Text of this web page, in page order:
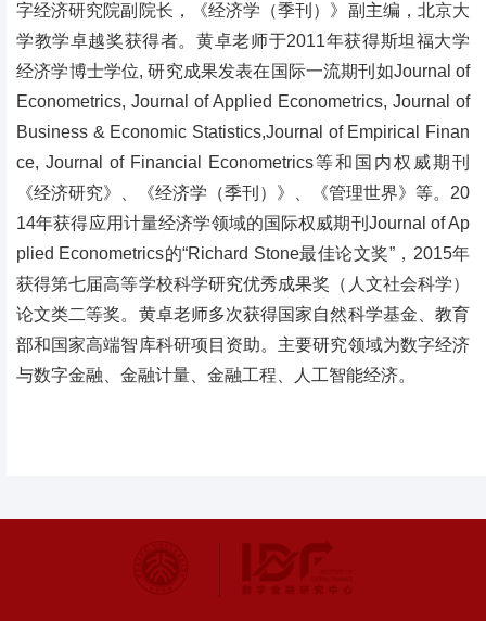
字经济研究院副院长，《经济学（季刊）》副主编，北京大
学教学卓越奖获得者。黄卓老师于2011年获得斯坦福大学
经济学博士学位, 研究成果发表在国际一流期刊如Journal of
Econometrics, Journal of Applied Econometrics, Journal of
Business & Economic Statistics,Journal of Empirical Finan
ce, Journal of Financial Econometrics等和国内权威期刊
《经济研究》、《经济学（季刊）》、《管理世界》等。20
14年获得应用计量经济学领域的国际权威期刊Journal of Ap
plied Econometrics的“Richard Stone最佳论文奖”，2015年
获得第七届高等学校科学研究优秀成果奖（人文社会科学）
论文类二等奖。黄卓老师多次获得国家自然科学基金、教育
部和国家高端智库科研项目资助。主要研究领域为数字经济
与数字金融、金融计量、金融工程、人工智能经济。